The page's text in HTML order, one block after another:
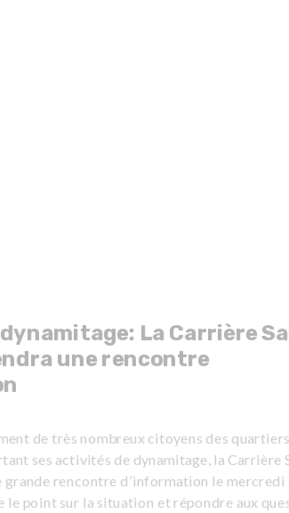
La Carrière
une rencontre
de très nombreux citoyens des
ses activités de dynamitage, la Carrière
grande rencontre d’information le mercredi
le point sur la situation et répondre aux